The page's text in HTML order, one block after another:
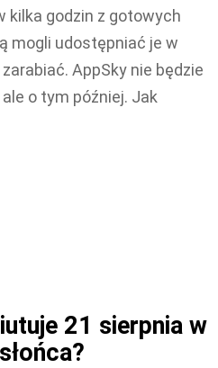
kilka godzin z gotowych
mogli udostępniać je w
AppSky nie będzie
o tym później. Jak
21 sierpnia w